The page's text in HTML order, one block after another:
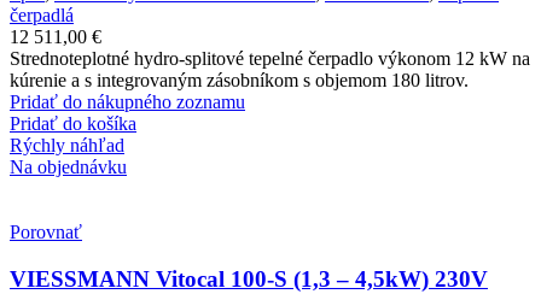
čerpadlá
12 511,00 €
Strednoteplotné hydro-splitové tepelné čerpadlo výkonom 12 kW na
kúrenie a s integrovaným zásobníkom s objemom 180 litrov.
Pridať do nákupného zoznamu
Pridať do košíka
Rýchly náhľad
Na objednávku
Porovnať
VIESSMANN Vitocal 100-S (1,3 – 4,5kW) 230V